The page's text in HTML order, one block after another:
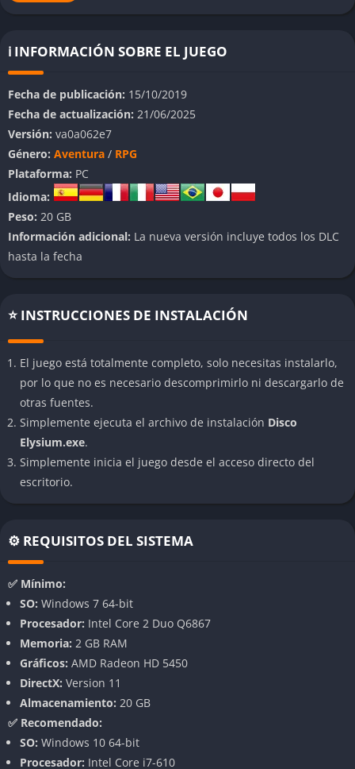
psicológico, la exploración argumental y la toma de decisiones
significativas.
El jugador encarna a un detective que despierta con amnesia
en la decadente ciudad de Revachol, sumido en un complejo
caso de asesinato que deberá resolver mientras reconstruye su
propia identidad. Cada paso que da el jugador abre nuevas
posibilidades narrativas, confrontando sus propios demonios
internos y moldeando su personalidad a través de las
interacciones sociales y los diálogos internos.
👉 Características de
Cada decisión que toma el jugador tiene un peso real,
afectando la dirección de la investigación, las relaciones
personales y el desarrollo interno del protagonista. Los
diálogos profundos exploran temas filosóficos, morales y
políticos, permitiendo conversaciones extensas donde cada
línea puede abrir nuevos hilos argumentales.
Sistema de habilidades psicológico único
diferentes facetas de la mente del protagonista: desde la lógica
deductiva, la empatía emocional, la autoridad, hasta la
determinan las posibilidades de éxito en ciertas acciones, sino
que interactúan entre sí, creando debates internos constantes
en el cerebro del protagonista que enriquecen cada decisión.
Eliminación total del combate tradicional
En un giro radical frente al RPG clásico,
por completo el combate físico como mecánica central. En su
lugar, el conflicto surge de las confrontaciones verbales,
dilemas éticos, y lanzamientos de dados que deciden el
ℹ️ INFORMACIÓN SOBRE EL JUEGO
Fecha de publicación: 15/10/2019
Fecha de actualización: 21/06/2025
Versión: va0a062e7
Género: Aventura / RPG
Plataforma: PC
Idioma:
Peso: 20 GB
Información adicional: La nueva versión incluye todos los DLC
hasta la fecha
⭐ INSTRUCCIONES DE INSTALACIÓN
El juego está totalmente completo, solo necesitas instalarlo,
por lo que no es necesario descomprimirlo ni descargarlo de
otras fuentes.
Simplemente ejecuta el archivo de instalación Disco
Elysium.exe.
Simplemente inicia el juego desde el acceso directo del
escritorio.
⚙️ REQUISITOS DEL SISTEMA
✅ Mínimo:
SO: Windows 7 64-bit
Procesador: Intel Core 2 Duo Q6867
Memoria: 2 GB RAM
Gráficos: AMD Radeon HD 5450
DirectX: Version 11
Almacenamiento: 20 GB
✅ Recomendado:
SO: Windows 10 64-bit
Procesador: Intel Core i7-610